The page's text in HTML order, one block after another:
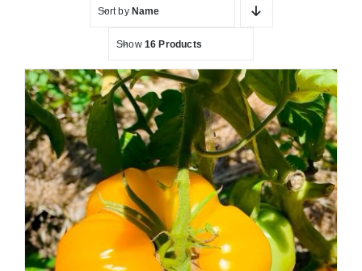
NATIVAS
PLANTAS DE INTERIOR
INSUMOS
Sort by Name
Show 16 Products